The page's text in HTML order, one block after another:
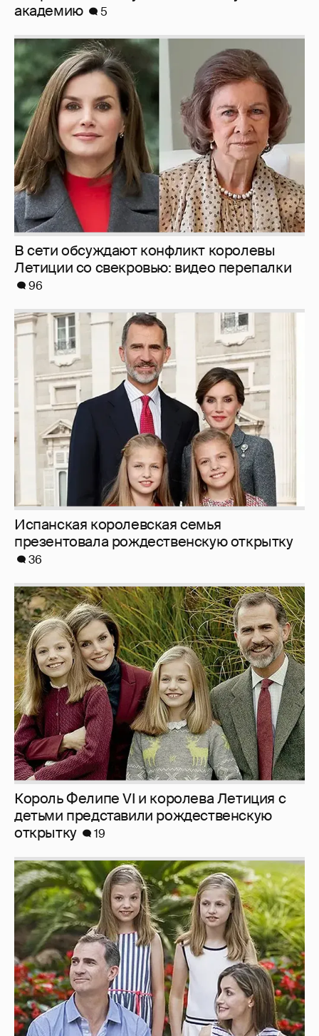
академию
5
В сети обсуждают конфликт королевы
Летиции со свекровью: видео перепалки
96
Испанская королевская семья
презентовала рождественскую открытку
36
Король Фелипе VI и королева Летиция с
детьми представили рождественскую
открытку
19